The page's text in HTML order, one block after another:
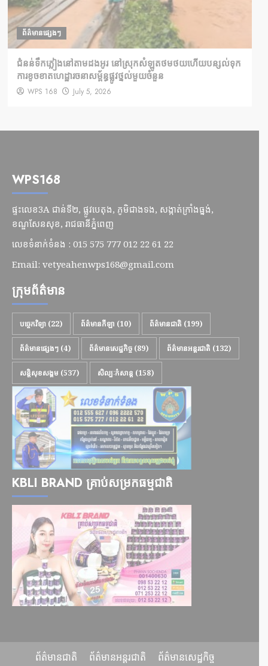
ព័ត៌មានផ្សេងៗ
ជំនន់​ទឹកភ្លៀង​នៅ​តាម​ដងអូរ​ នៅ​ស្រុក​សំឡូត​ថមថយ​ហើយ​បន្សល់​ទុក​
ការ​ខូចខាត​ហេដ្ឋារចនាសម្ព័ន្ធ​ផ្លូវថ្នល់​មួយ​ចំនួន
WPS 168 July 5, 2026
WPS168
ផ្ទះលេខ3A ជាន់ទី២, ផ្លូវបេតុង, ភូមិជាងទង, សង្កាត់ក្រាំងធ្នង់,
ខណ្ឌសែនសុខ, រាជធានីភ្នំពេញ
លេខទំនាក់ទំនង : 015 575 777 012 22 61 22
Email: vetyeahenwps168@gmail.com
ក្រុមព័ត៌មាន
បច្ចេកវិទ្យា (22) ព័ត៌មានកីឡា (10) ព័ត៌មានជាតិ (199)
ព័ត៌មានផ្សេងៗ (4) ព័ត៌មានសេដ្ឋកិច្ច (89) ព័ត៌មានអន្តរជាតិ (132)
សន្តិសុខសង្គម (537) សិល្បៈកំសាន្ត (158)
KBLI BRAND គ្រាប់សម្រកធម្មជាតិ
ព័ត៌មានជាតិ ព័ត៌មានអន្តរជាតិ
ព័ត៌មានសេដ្ឋកិច្ច